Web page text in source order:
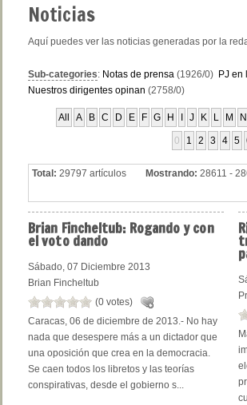
Noticias
Aquí puedes ver las noticias generadas por la
Sub-categories: Notas de prensa (1926/0) PJ en
Nuestros dirigentes opinan (2758/0)
All A B C D E F G H J K L M N
0 1 2 3 4 5
Total: 29797 artículos Mostrando: 28611 -
Brian Fincheltub: Rogando y con
el voto dando
Sábado, 07 Diciembre 2013
Brian Fincheltub
(0 votes)
Caracas, 06 de diciembre de 2013.- No hay
nada que desespere más a un dictador que
una oposición que crea en la democracia.
Se caen todos los libretos y las teorías
conspirativas, desde el gobierno s...